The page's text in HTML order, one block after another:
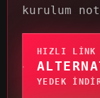
kurulum
HIZLI LINK
YEDEK